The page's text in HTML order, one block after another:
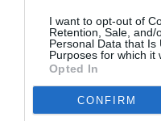
I want to opt-out of
Retention, Sale, and/
Personal Data that Is
Purposes for which it
Opted In
CONFIRM
φωτογραφικά κολάζ
δημιούργησε με
και του Βρετανού
παρέπεμπαν στον
συγκριθούν με τις